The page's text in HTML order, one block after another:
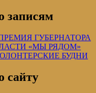
записям
ГУБЕРНАТОРА
«МЫ РЯДОМ»
БУДНИ
сайту